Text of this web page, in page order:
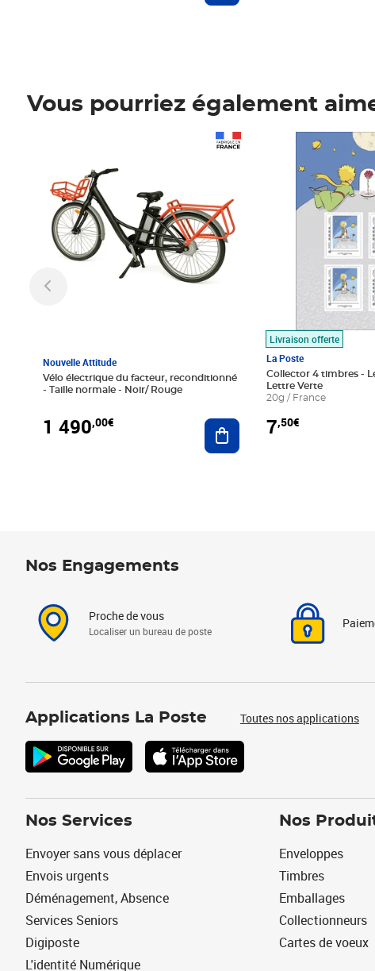
Vous pourriez également
Nouvelle Attitude
Vélo électrique du facteur, reconditionné
- Taille normale - Noir/ Rouge
1 490,00€ Ajouter au panier
Livraison offerte
La Poste
Collector 4 timbres -
Lettre Verte
20g / France
7,50€
Prix 7,50€
Nos Engagements
Proche de vous
Localiser un bureau de poste
Applications La Poste Toutes nos applications
Nos Services
Envoyer sans vous déplacer
Envois urgents
Déménagement, Absence
Services Seniors
Digiposte
L'identité Numérique
Nos
Enveloppes
Timbres
Emballages
Collectionneurs
Cartes de voeux